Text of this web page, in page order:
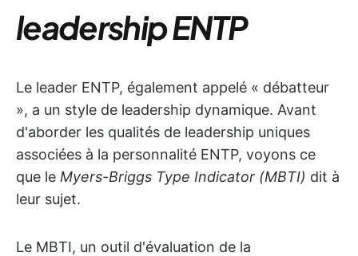
leadership ENTP
Le leader ENTP, également appelé « débatteur
», a un style de leadership dynamique. Avant
d'aborder les qualités de leadership uniques
associées à la personnalité ENTP, voyons ce
que le Myers-Briggs Type Indicator (MBTI) dit à
leur sujet.
Le MBTI, un outil d'évaluation de la